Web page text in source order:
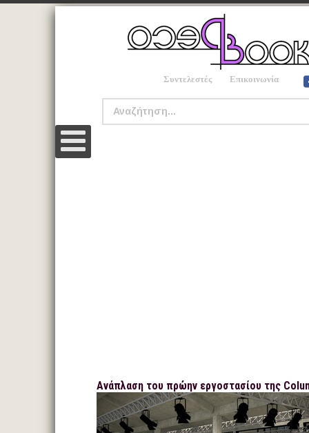
Συντελεστές Επικοινωνία
Ανάπλαση του πρώην εργοστασίου της